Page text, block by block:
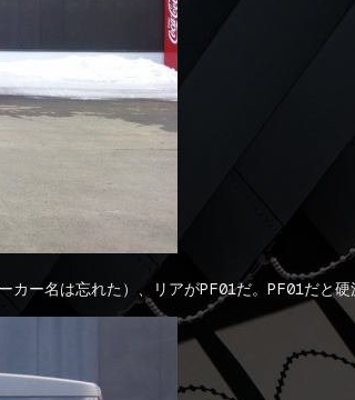
ー名は忘れた）、リアがPF01だ。PF01だと